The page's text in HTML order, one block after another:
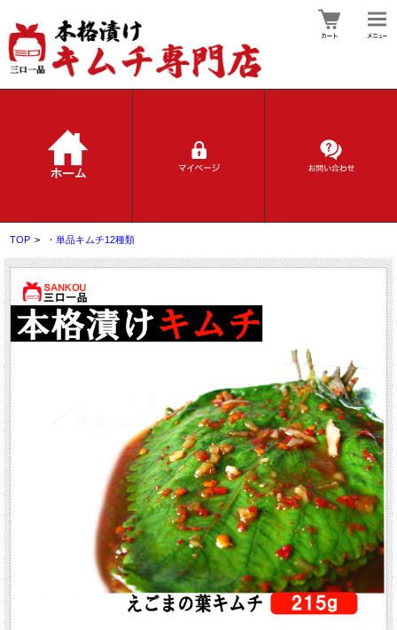
TOP > ・単品キムチ12種類